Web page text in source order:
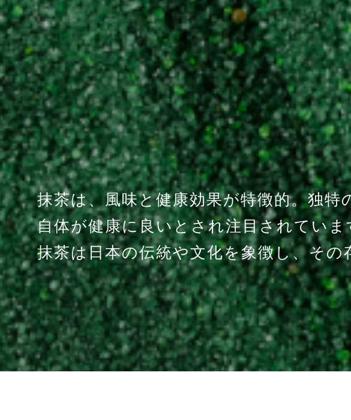
抹茶は、風味と健康効果が特徴的。独
自体が健康に良いとされ注目されていま
抹茶は日本の伝統や文化を象徴し、そ